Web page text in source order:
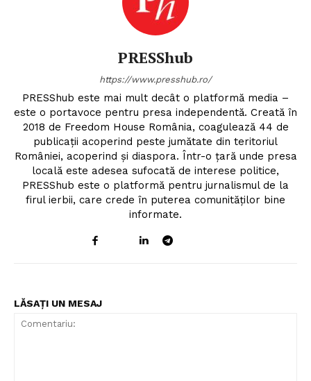
PRESShub
https://www.presshub.ro/
PRESShub este mai mult decât o platformă media –
este o portavoce pentru presa independentă. Creată în
2018 de Freedom House România, coagulează 44 de
publicații acoperind peste jumătate din teritoriul
României, acoperind și diaspora. Într-o țară unde presa
locală este adesea sufocată de interese politice,
PRESShub este o platformă pentru jurnalismul de la
firul ierbii, care crede în puterea comunităților bine
informate.
LĂSAȚI UN MESAJ